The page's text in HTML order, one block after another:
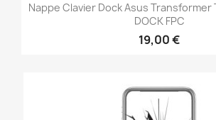
Nappe Clavier Dock Asus Transformer
DOCK FPC
19,00 €